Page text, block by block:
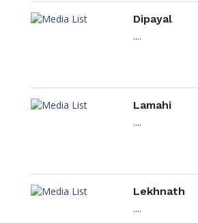
Dipayal
....
Lamahi
....
Lekhnath
....